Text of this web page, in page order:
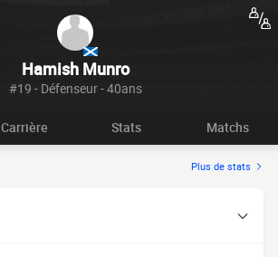
Hamish Munro
#19 - Défenseur - 40ans
Carrière Stats Matchs
Plus de stats